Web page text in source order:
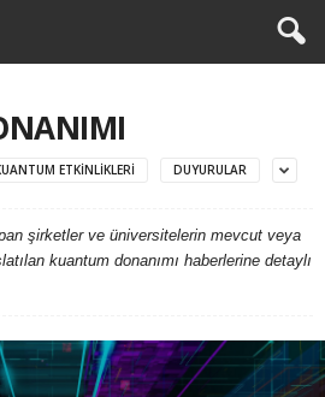
ETKINLIKLERI DUYURULAR
şirketler ve üniversitelerin mevcut veya
kuantum donanımı haberlerine detaylı